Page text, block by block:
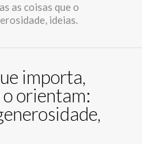
as coisas que o
ideias.
importa,
o orientam: